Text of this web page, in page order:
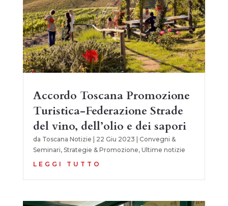
Accordo Toscana Promozione
Turistica-Federazione Strade
del vino, dell’olio e dei sapori
da Toscana Notizie 22 Giu 2023
Convegni &
Seminari, Strategie & Promozione, Ultime notizie
LEGGI TUTTO